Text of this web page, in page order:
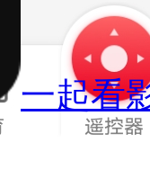
一起看